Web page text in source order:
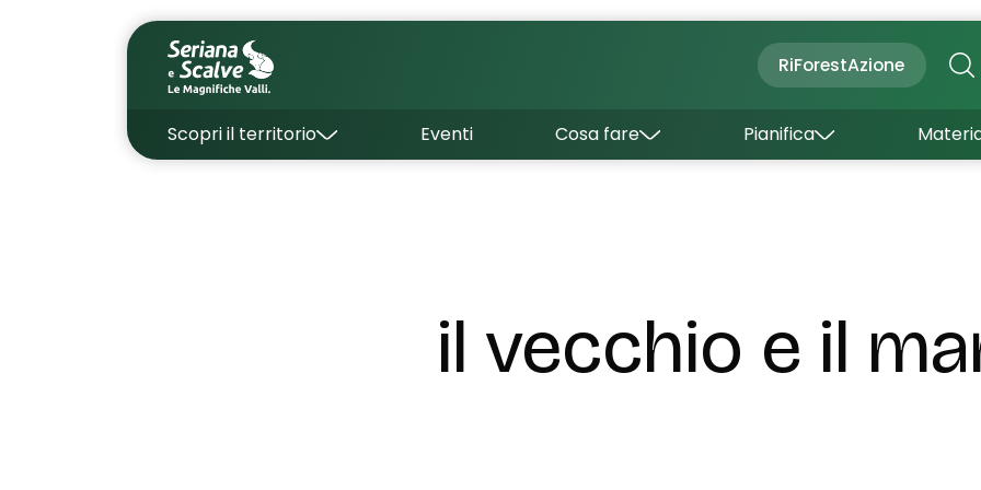
RiForestAzione
Scopri il territorio Eventi Cosa fare
Con bambini
Pianifica
Dove dormire
Come arrivare
Come muoversi
il vecchio e il